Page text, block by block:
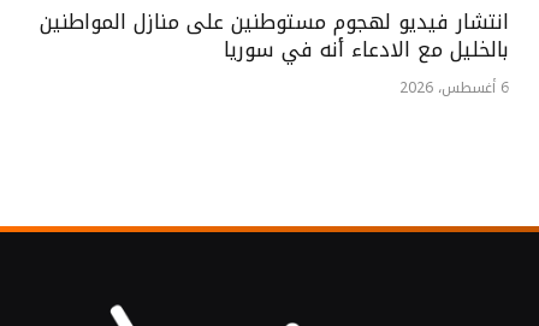
انتشار فيديو لهجوم مستوطنين على منازل المواطنين
بالخليل مع الادعاء أنه في سوريا
6 أغسطس، 2026